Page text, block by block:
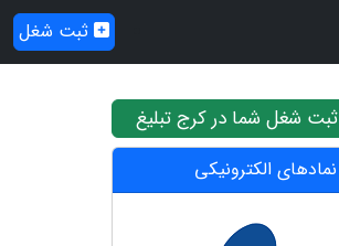
ثبت شغل
ثبت شغل شما در کرج تبلیغ
نمادهای الکترونیکی